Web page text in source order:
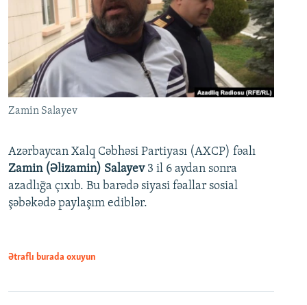
Zamin Salayev
Azərbaycan Xalq Cəbhəsi Partiyası (AXCP) fəalı
Zamin (Əlizamin) Salayev 3 il 6 aydan sonra
azadlığa çıxıb. Bu barədə siyasi fəallar sosial
şəbəkədə paylaşım ediblər.
Ətraflı burada oxuyun